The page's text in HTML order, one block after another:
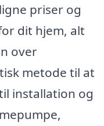
priser og
dit hjem, alt
over
metode til at
installation og